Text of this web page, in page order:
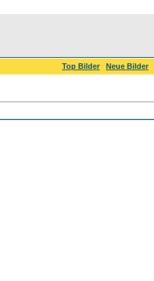
Top Bilder Neue Bilder